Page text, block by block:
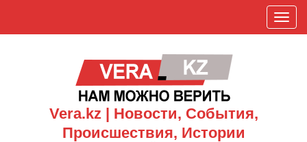
П
о
Vera.kz | Новости, События,
Происшествия, Истории